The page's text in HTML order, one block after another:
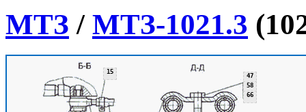
МТЗ / МТЗ-1021.3
15
47
58
66